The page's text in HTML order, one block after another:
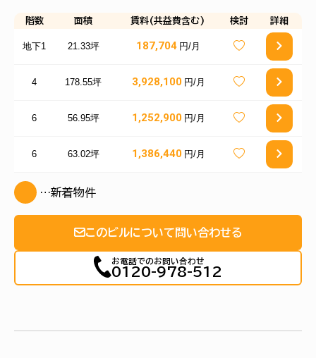
階数 面積 賃料(共益費含む) 検討 詳細
地下1 21.33坪 187,704 円/月
4 178.55坪 3,928,100 円/月
6 56.95坪 1,252,900 円/月
6 63.02坪 1,386,440 円/月
…新着物件
このビルについて問い合わせる
お電話でのお問い合わせ
0120-978-512